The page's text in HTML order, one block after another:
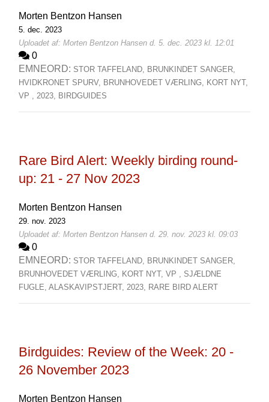
Morten Bentzon Hansen
5. dec. 2023
Uploadet af: Morten Bentzon Hansen d. 5. dec. 2023 kl. 12:01
0
EMNEORD: STOR TAFFELAND, BRUNKINDET SANGER,
HVIDKRONET SPURV, BRUNHOVEDET VÆRLING, KORT NYT,
VP , 2023, BIRDGUIDES
Rare Bird Alert: Weekly birding round-
up: 21 - 27 Nov 2023
Morten Bentzon Hansen
29. nov. 2023
Uploadet af: Morten Bentzon Hansen d. 29. nov. 2023 kl. 09:03
0
EMNEORD: STOR TAFFELAND, BRUNKINDET SANGER,
BRUNHOVEDET VÆRLING, KORT NYT, VP , SJÆLDNE
FUGLE, ALASKAVIPSTJERT, 2023, RARE BIRD ALERT
Birdguides: Review of the Week: 20 -
26 November 2023
Morten Bentzon Hansen